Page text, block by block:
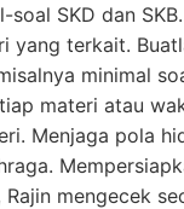
soal SKD dan
yang terkait.
minimal
materi atau
Menjaga pola
mengecek